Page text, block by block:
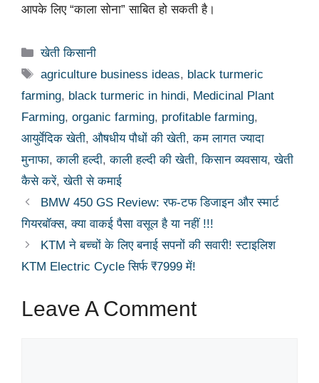
आपके लिए “काला सोना” साबित हो सकती है।
Categories
खेती किसानी
Tags
agriculture business ideas, black turmeric
farming, black turmeric in hindi, Medicinal Plant
Farming, organic farming, profitable farming,
आयुर्वेदिक खेती, औषधीय पौधों की खेती,कम लागत ज्यादा
मुनाफा,काली हल्दी,काली हल्दी की खेती,किसान व्यवसाय,खेती
कैसे करें,खेती से कमाई
BMW 450 GS Review: रफ-टफ डिजाइन और स्मार्ट
गियरबॉक्स, क्या वाकई पैसा वसूल है या नहीं !!!
KTM ने बच्चों के लिए बनाई सपनों की सवारी! स्टाइलिश
KTM Electric Cycle सिर्फ ₹7999 में!
Leave A Comment